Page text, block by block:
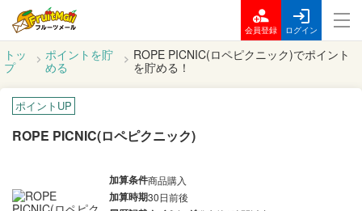
会員登録 ログイン
トッ
プ
ポイントを貯
める
ROPE PICNIC(ロペピクニック)でポイント
を貯める！
ポイントUP
ROPE PICNIC(ロペピクニック)
加算条件商品購入
加算時期30日前後